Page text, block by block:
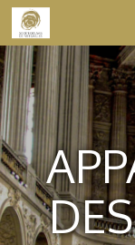
Skip to content